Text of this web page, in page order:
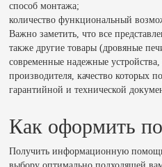
способ монтажа;
количество функциональный
Важно заметить, что все
также другие товары (дровяные
современные надежные
производителя, качество которых
гарантийной и технической
Как оформить
Получить информационную помощь